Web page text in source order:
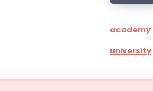
academy
university